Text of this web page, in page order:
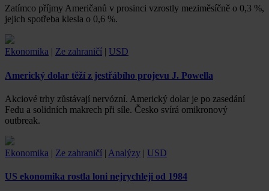
Zatímco příjmy Američanů v prosinci vzrostly meziměsíčně o 0,3 %,
jejich spotřeba klesla o 0,6 %.
Ekonomika | Ze zahraničí | USD
Americký dolar těží z jestřábího projevu J. Powella
Akciové trhy zůstávají nervózní. Americký dolar je po zasedání
Fedu a solidních makrech při síle. Česko svírá omikronový
outbreak.
Ekonomika | Ze zahraničí | Analýzy | USD
US ekonomika rostla loni nejrychleji od 1984